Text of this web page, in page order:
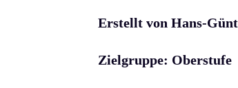
Erstellt von Hans-
Zielgruppe: Oberstufe